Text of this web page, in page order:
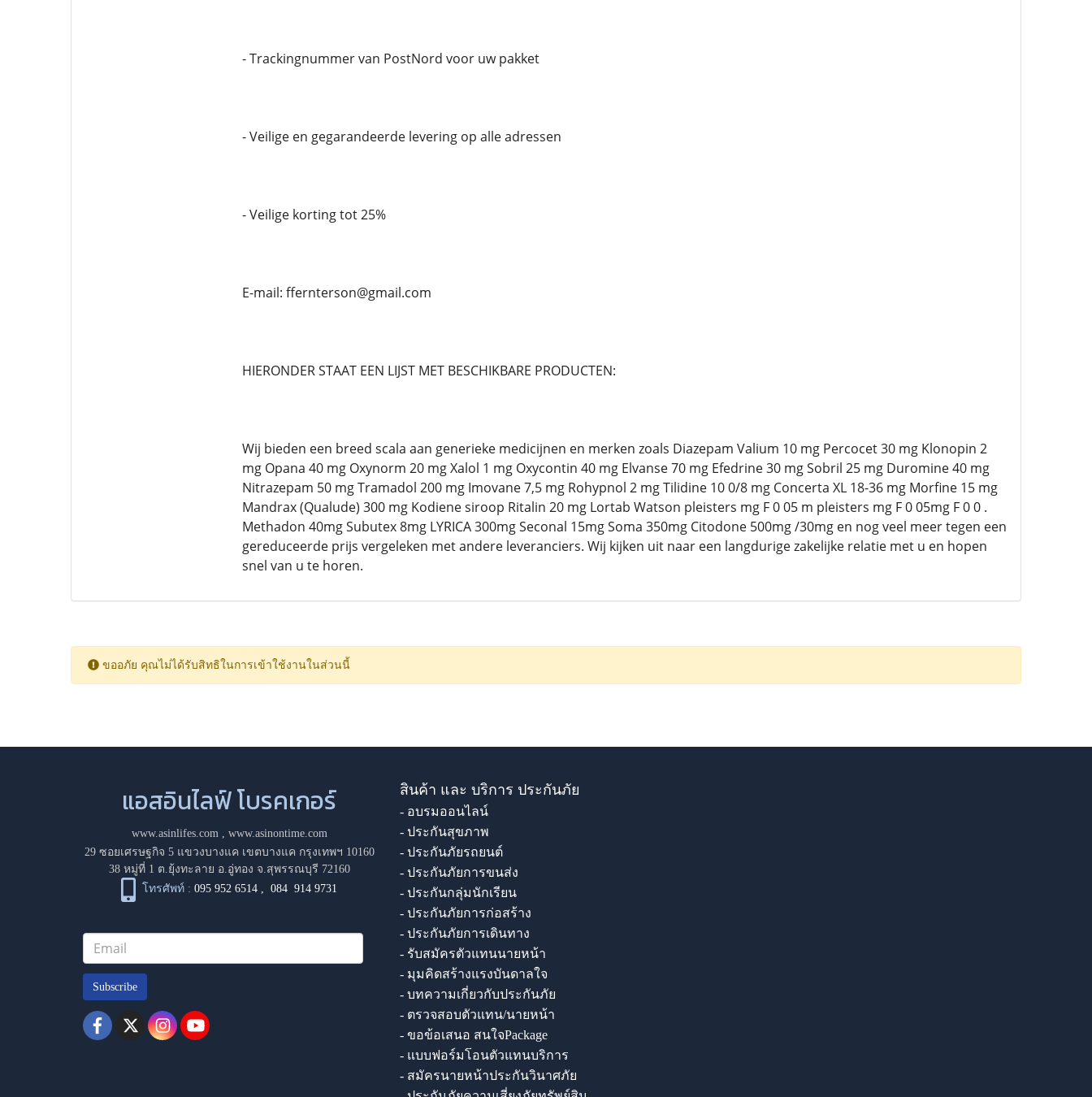
- Trackingnummer van PostNord voor uw pakket
- Veilige en gegarandeerde levering op alle adressen
- Veilige korting tot 25%
E-mail: ffernterson@gmail.com
HIERONDER STAAT EEN LIJST MET BESCHIKBARE PRODUCTEN:
Wij bieden een breed scala aan generieke medicijnen en merken zoals Diazepam Valium 10 mg Percocet 30 mg Klonopin 2
mg Opana 40 mg Oxynorm 20 mg Xalol 1 mg Oxycontin 40 mg Elvanse 70 mg Efedrine 30 mg Sobril 25 mg Duromine 40 mg
Nitrazepam 50 mg Tramadol 200 mg Imovane 7,5 mg Rohypnol 2 mg Tilidine 10 0/8 mg Concerta XL 18-36 mg Morfine 15 mg
Mandrax (Qualude) 300 mg Kodiene siroop Ritalin 20 mg Lortab Watson pleisters mg F 0 05 m pleisters mg F 0 05mg F 0 0 .
Methadon 40mg Subutex 8mg LYRICA 300mg Seconal 15mg Soma 350mg Citodone 500mg /30mg en nog veel meer tegen een
gereduceerde prijs vergeleken met andere leveranciers. Wij kijken uit naar een langdurige zakelijke relatie met u en hopen
snel van u te horen.
ขออภัย คุณไม่ได้รับสิทธิในการเข้าใช้งานในส่วนนี้
แอสอินไลฟ์ โบรคเกอร์
www.asinlifes.com, www.asinontime.com
29 ซอยเศรษฐกิจ 5 แขวงบางแค เขตบางแค กรุงเทพฯ 10160
38 หมู่ที่ 1 ต.ยุ้งทะลาย อ.อู่ทอง จ.สุพรรณบุรี 72160
โทรศัพท์ : 095 952 6514 ,084 914 9731
Subscribe
สินค้า และ บริการ ประกันภัย
- อบรมออนไลน์
- ประกันสุขภาพ
- ประกันภัยรถยนต์
- ประกันภัยการขนส่ง
- ประกันกลุ่มนักเรียน
- ประกันภัยการก่อสร้าง
- ประกันภัยการเดินทาง
- รับสมัครตัวแทนนายหน้า
- มุมคิดสร้างแรงบันดาลใจ
- บทความเกี่ยวกับประกันภัย
- ตรวจสอบตัวแทน/นายหน้า
- ขอข้อเสนอ สนใจPackage
- แบบฟอร์มโอนตัวแทนบริการ
- สมัครนายหน้าประกันวินาศภัย